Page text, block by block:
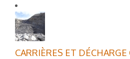
CARRIÈRES ET